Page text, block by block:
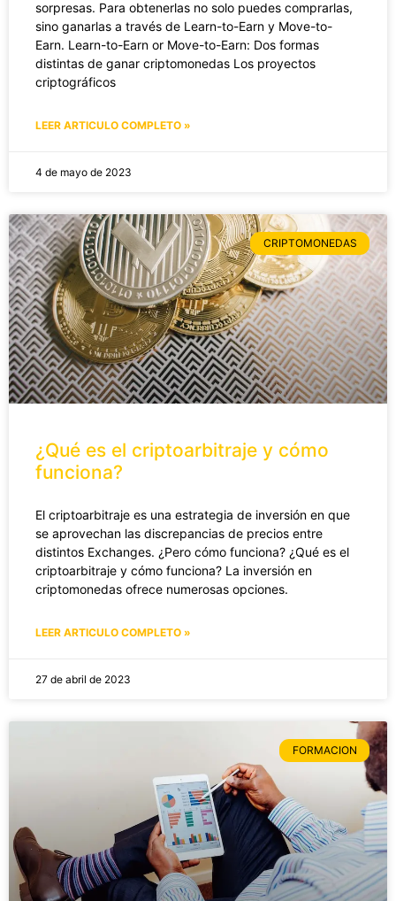
sorpresas. Para obtenerlas no solo puedes comprarlas,
sino ganarlas a través de Learn-to-Earn y Move-to-
Earn. Learn-to-Earn or Move-to-Earn: Dos formas
distintas de ganar criptomonedas Los proyectos
criptográficos
LEER ARTICULO COMPLETO »
4 de mayo de 2023
CRIPTOMONEDAS
¿Qué es el criptoarbitraje y cómo
funciona?
El criptoarbitraje es una estrategia de inversión en que
se aprovechan las discrepancias de precios entre
distintos Exchanges. ¿Pero cómo funciona? ¿Qué es el
criptoarbitraje y cómo funciona? La inversión en
criptomonedas ofrece numerosas opciones.
LEER ARTICULO COMPLETO »
27 de abril de 2023
FORMACION